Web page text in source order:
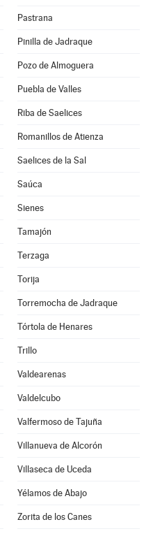
Pastrana
Pinilla de Jadraque
Pozo de Almoguera
Puebla de Valles
Riba de Saelices
Romanillos de Atienza
Saelices de la Sal
Saúca
Sienes
Tamajón
Terzaga
Torija
Torremocha de Jadraque
Tórtola de Henares
Trillo
Valdearenas
Valdelcubo
Valfermoso de Tajuña
Villanueva de Alcorón
Villaseca de Uceda
Yélamos de Abajo
Zorita de los Canes